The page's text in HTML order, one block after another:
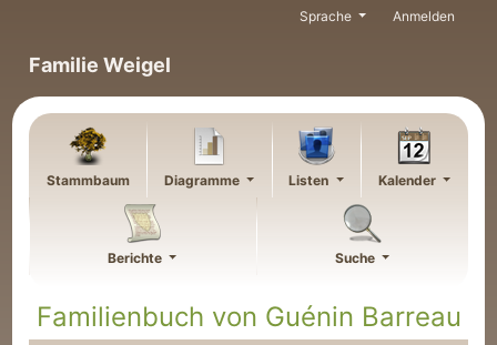
Familie Weigel
Sprache Anmelden
Stammbaum Diagramme Listen Kalender
Berichte Suche
Familienbuch von Guénin Barreau